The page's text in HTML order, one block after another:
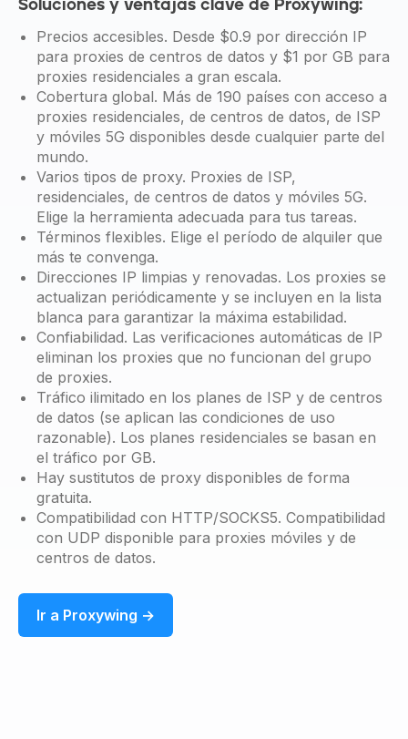
Soluciones y ventajas clave de Proxywing:
Precios accesibles. Desde $0.9 por dirección IP
para proxies de centros de datos y $1 por GB para
proxies residenciales a gran escala.
Cobertura global. Más de 190 países con acceso a
proxies residenciales, de centros de datos, de ISP
y móviles 5G disponibles desde cualquier parte del
mundo.
Varios tipos de proxy. Proxies de ISP,
residenciales, de centros de datos y móviles 5G.
Elige la herramienta adecuada para tus tareas.
Términos flexibles. Elige el período de alquiler que
más te convenga.
Direcciones IP limpias y renovadas. Los proxies se
actualizan periódicamente y se incluyen en la lista
blanca para garantizar la máxima estabilidad.
Confiabilidad. Las verificaciones automáticas de IP
eliminan los proxies que no funcionan del grupo
de proxies.
Tráfico ilimitado en los planes de ISP y de centros
de datos (se aplican las condiciones de uso
razonable). Los planes residenciales se basan en
el tráfico por GB.
Hay sustitutos de proxy disponibles de forma
gratuita.
Compatibilidad con HTTP/SOCKS5. Compatibilidad
con UDP disponible para proxies móviles y de
centros de datos.
Ir a Proxywing →